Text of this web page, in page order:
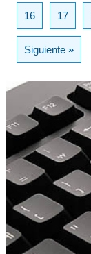
16 17
Siguiente»